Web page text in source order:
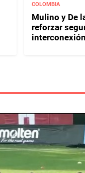
COLOMBIA
Mulino y De
reforzar